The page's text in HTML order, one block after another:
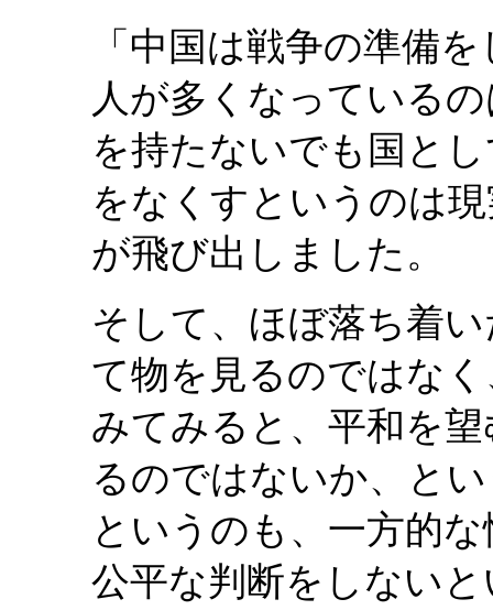
「中国は戦争の準備
人が多くなっている
を持たないでも国と
をなくすというのは
が飛び出しました。
そして、ほぼ落ち着
て物を見るのではな
みてみると、平和を
るのではないか、と
というのも、一方的
公平な判断をしない